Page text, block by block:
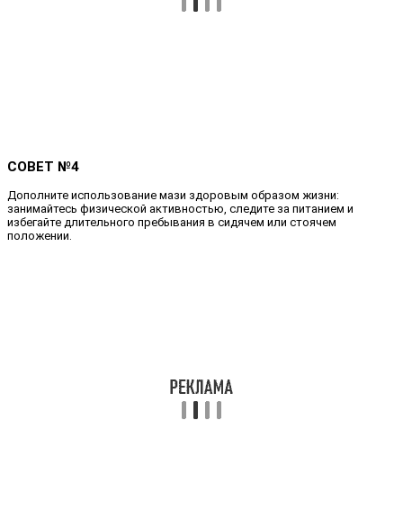
СОВЕТ №4
Дополните использование мази здоровым образом жизни:
занимайтесь физической активностью, следите за питанием и
избегайте длительного пребывания в сидячем или стоячем
положении.